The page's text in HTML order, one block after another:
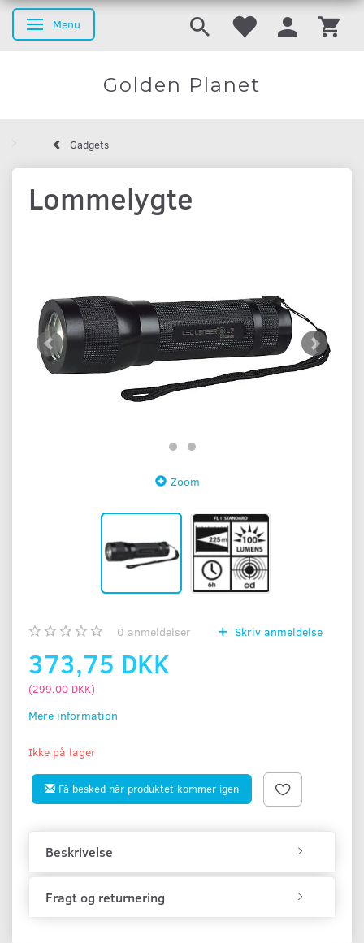
Skifte navigation
Menu
Golden Planet
Gadgets
Lommelygte
Zoom
0 anmeldelser Skriv anmeldelse
373,75 DKK
(299,00 DKK)
Mere information
Ikke på lager
Få besked når produktet kommer igen
Beskrivelse
Fragt og returnering